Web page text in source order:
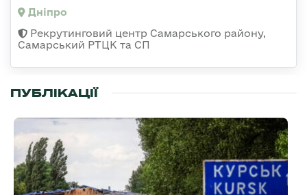
Дніпро
Рекрутинговий центр Самарського району,
Самарський РТЦК та СП
ПУБЛІКАЦІЇ